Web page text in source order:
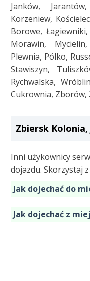
Janków,
Korzeniew,
Borowe,
Morawin,
Plewnia, Pólko,
Stawiszyn,
Rychwalska,
Cukrownia, Zborów,
Zbiersk
Inni użykownicy
dojazdu. Skorzystaj
Jak dojechać do
Jak dojechać z